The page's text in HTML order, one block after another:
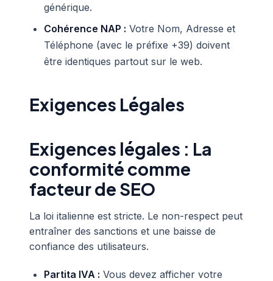
générique.
Cohérence NAP : Votre Nom, Adresse et
Téléphone (avec le préfixe +39) doivent
être identiques partout sur le web.
Exigences Légales
Exigences légales : La
conformité comme
facteur de SEO
La loi italienne est stricte. Le non-respect peut
entraîner des sanctions et une baisse de
confiance des utilisateurs.
Partita IVA : Vous devez afficher votre